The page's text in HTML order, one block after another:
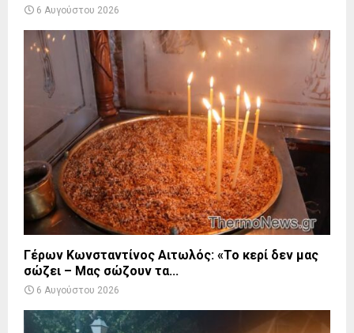
6 Αυγούστου 2026
Γέρων Κωνσταντίνος Αιτωλός: «Το κερί δεν μας
σώζει – Μας σώζουν τα...
6 Αυγούστου 2026